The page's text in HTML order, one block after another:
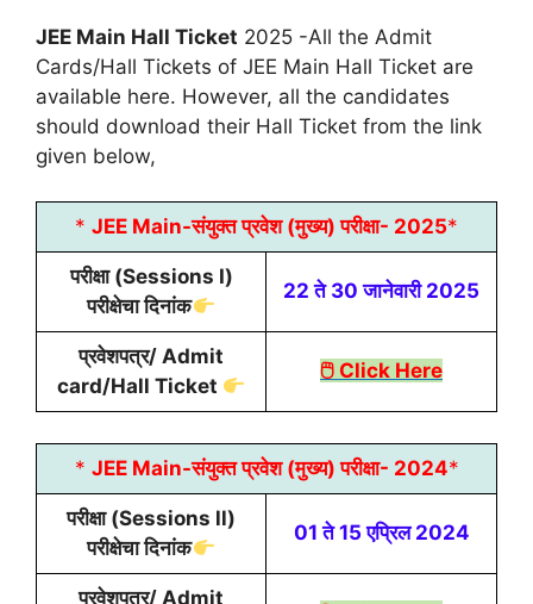
JEE Main Hall Ticket 2025 -All the Admit
Cards/Hall Tickets of JEE Main Hall Ticket are
available here. However, all the candidates
should download their Hall Ticket from the link
given below,
* JEE Main-संयुक्त प्रवेश (मुख्य) परीक्षा- 2025*
परीक्षा (Sessions I)
परीक्षेचा दिनांक
22 ते 30 जानेवारी 2025
प्रवेशपत्र/ Admit
card/Hall Ticket
🖱 Click Here
* JEE Main-संयुक्त प्रवेश (मुख्य) परीक्षा- 2024*
परीक्षा (Sessions ll)
परीक्षेचा दिनांक
01 ते 15 एप्रिल 2024
प्रवेशपत्र/ Admit